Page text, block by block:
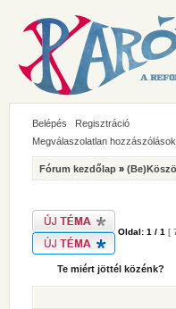
Belépés
Regisztráció
Megválaszolatlan hozzászólások
Fórum kezdőlap »
Oldal: 1 / 1 [
Te miért jöttél közénk?